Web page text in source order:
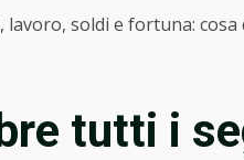
soldi e fortuna: cosa
tutti i